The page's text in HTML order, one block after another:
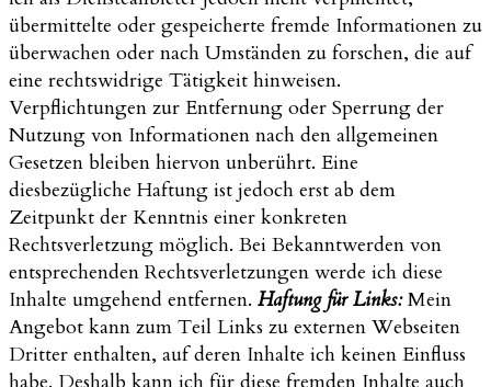
übermittelte oder gespeicherte fremde Informationen zu
überwachen oder nach Umständen zu forschen, die auf
eine rechtswidrige Tätigkeit hinweisen.
Verpflichtungen zur Entfernung oder Sperrung der
Nutzung von Informationen nach den allgemeinen
Gesetzen bleiben hiervon unberührt. Eine
diesbezügliche Haftung ist jedoch erst ab dem
Zeitpunkt der Kenntnis einer konkreten
Rechtsverletzung möglich. Bei Bekanntwerden von
entsprechenden Rechtsverletzungen werde ich diese
Inhalte umgehend entfernen. Haftung für Links:Mein
Angebot kann zum Teil Links zu externen Webseiten
Dritter enthalten, auf deren Inhalte ich keinen Einfluss